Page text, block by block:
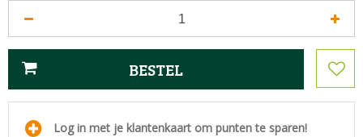
Log in met je klantenkaart om punten te sparen!